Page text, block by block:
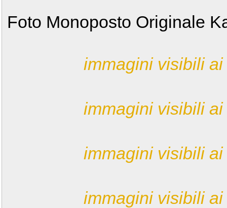
Foto Monoposto Originale
immagini visibili
immagini visibili
immagini visibili
immagini visibili